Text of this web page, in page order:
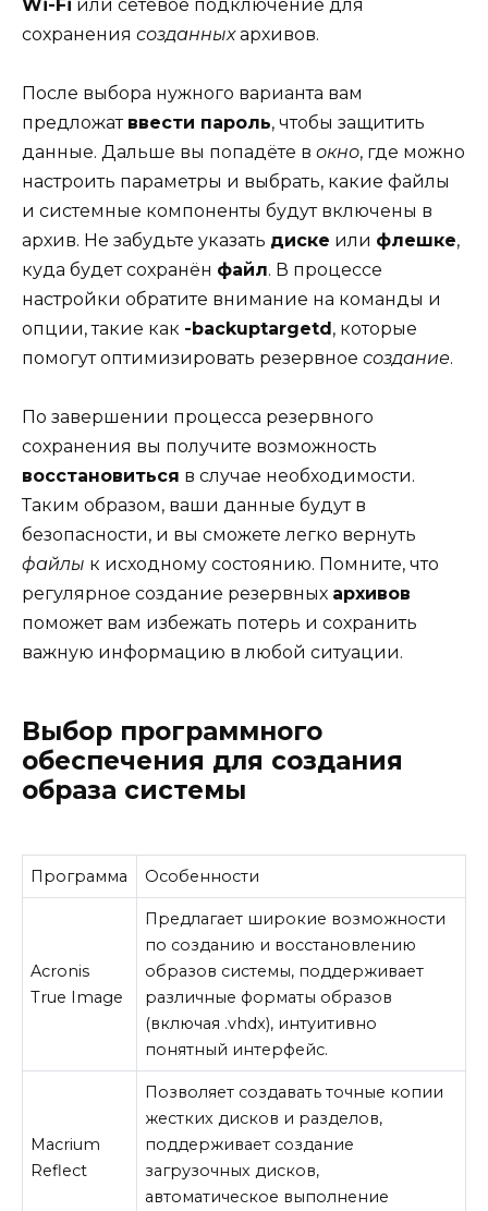
Wi-Fi или сетевое подключение для
сохранения созданныхархивов.
После выбора нужного варианта вам
предложат ввести пароль, чтобы защитить
данные. Дальше вы попадёте в окно, где можно
настроить параметры и выбрать, какие файлы
и системные компоненты будут включены в
архив. Не забудьте указать диске или флешке,
куда будет сохранён файл. В процессе
настройки обратите внимание на команды и
опции, такие как -backuptargetd, которые
помогут оптимизировать резервное создание.
По завершении процесса резервного
сохранения вы получите возможность
восстановиться в случае необходимости.
Таким образом, ваши данные будут в
безопасности, и вы сможете легко вернуть
файлы к исходному состоянию. Помните, что
регулярное создание резервных архивов
поможет вам избежать потерь и сохранить
важную информацию в любой ситуации.
Выбор программного
обеспечения для создания
образа системы
Программа Особенности
Acronis
True Image
Предлагает широкие возможности
по созданию и восстановлению
образов системы, поддерживает
различные форматы образов
(включая .vhdx), интуитивно
понятный интерфейс.
Macrium
Reflect
Позволяет создавать точные копии
жестких дисков и разделов,
поддерживает создание
загрузочных дисков,
автоматическое выполнение